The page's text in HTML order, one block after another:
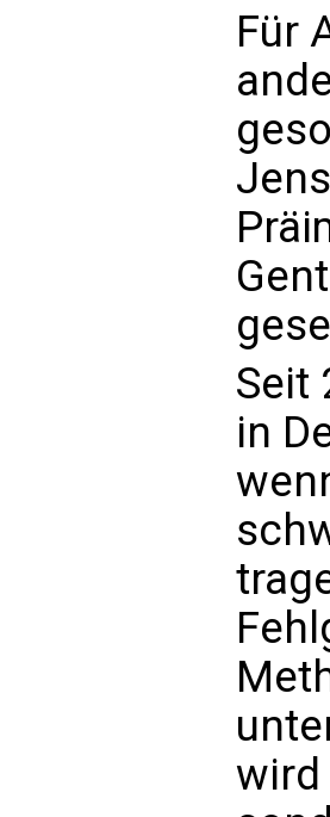
Für
Seit
in
wird